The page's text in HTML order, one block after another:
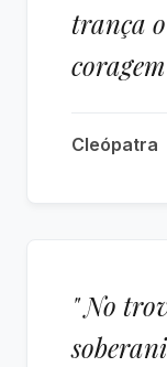
trança
Cleópatra
" No